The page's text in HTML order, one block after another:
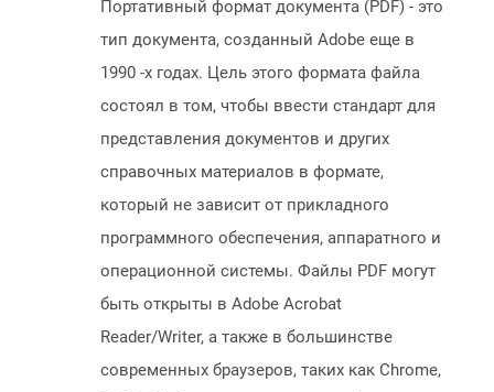
Портативный формат документа (PDF) - это
тип документа, созданный Adobe еще в
1990 -х годах. Цель этого формата файла
состоял в том, чтобы ввести стандарт для
представления документов и других
справочных материалов в формате,
который не зависит от прикладного
программного обеспечения, аппаратного и
операционной системы. Файлы PDF могут
быть открыты в Adobe Acrobat
Reader/Writer, а также в большинстве
современных браузеров, таких как Chrome,